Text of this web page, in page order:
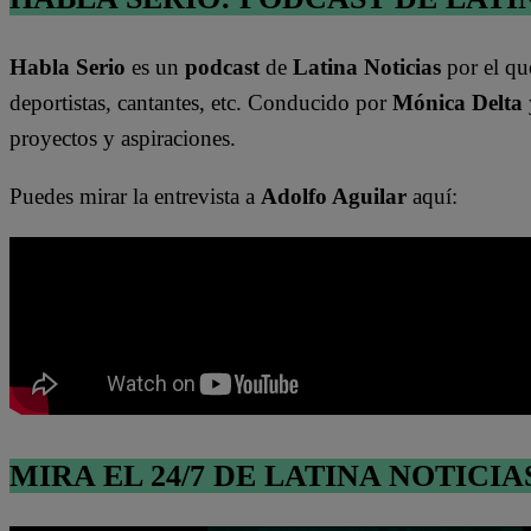
Habla Serio es un podcast de Latina Noticias por el
deportistas, cantantes, etc. Conducido por Mónica Delta
proyectos y aspiraciones.
Puedes mirar la entrevista a Adolfo Aguilar aquí:
MIRA EL 24/7 DE LATINA